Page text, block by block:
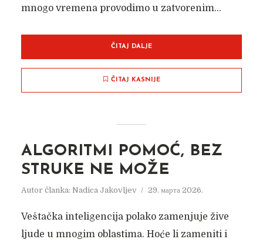
mnogo vremena provodimo u zatvorenim...
ČITAJ DALJE
ČITAJ KASNIJE
ALGORITMI POMOĆ, BEZ
STRUKE NE MOŽE
Autor članka: Nadica Jakovljev 29. марта 2026.
Veštačka inteligencija polako zamenjuje žive
ljude u mnogim oblastima. Hoće li zameniti i